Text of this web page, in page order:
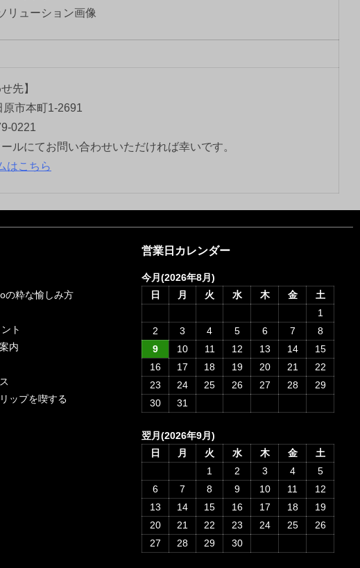
先】
市本町1-2691
0221
ルにてお問い合わせいただければ幸いです。
はこちら
の粋な愉しみ方
ト
内
ップを喫する
営業日カレンダー
今月(2026年8月)
日
月 火 水 木 金
土
1
2
3 4 5 6 7
8
9
10 11 12 13 14
15
16
17 18 19 20 21
22
23
24 25 26 27 28
29
30
31
翌月(2026年9月)
日
月 火 水 木 金
土
1
2 3 4
5
6
7 8 9 10 11
12
13
14 15 16 17 18
19
20
21 22 23 24 25
26
27
28 29 30